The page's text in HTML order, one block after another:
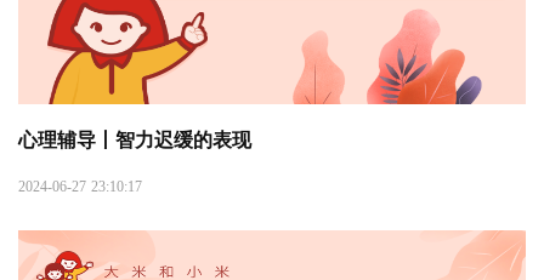
心理辅导丨智力迟缓的表现
2024-06-27 23:10:17